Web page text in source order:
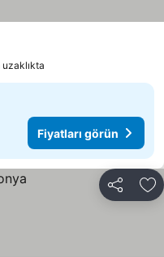
görün
Fiyatları görün
Paylaş